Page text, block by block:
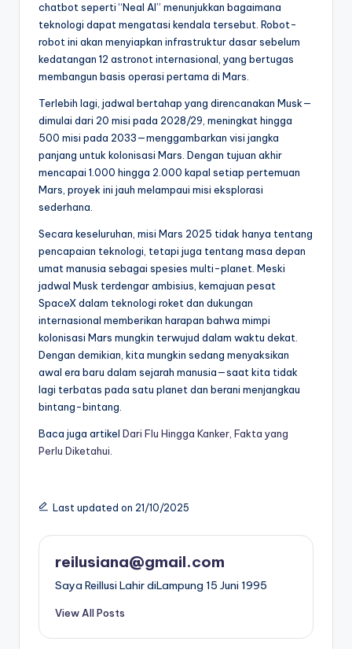
chatbot seperti “Neal AI” menunjukkan bagaimana
teknologi dapat mengatasi kendala tersebut. Robot-
robot ini akan menyiapkan infrastruktur dasar sebelum
kedatangan 12 astronot internasional, yang bertugas
membangun basis operasi pertama di Mars.
Terlebih lagi, jadwal bertahap yang direncanakan Musk—
dimulai dari 20 misi pada 2028/29, meningkat hingga
500 misi pada 2033—menggambarkan visi jangka
panjang untuk kolonisasi Mars. Dengan tujuan akhir
mencapai 1.000 hingga 2.000 kapal setiap pertemuan
Mars, proyek ini jauh melampaui misi eksplorasi
sederhana.
Secara keseluruhan, misi Mars 2025 tidak hanya tentang
pencapaian teknologi, tetapi juga tentang masa depan
umat manusia sebagai spesies multi-planet. Meski
jadwal Musk terdengar ambisius, kemajuan pesat
SpaceX dalam teknologi roket dan dukungan
internasional memberikan harapan bahwa mimpi
kolonisasi Mars mungkin terwujud dalam waktu dekat.
Dengan demikian, kita mungkin sedang menyaksikan
awal era baru dalam sejarah manusia—saat kita tidak
lagi terbatas pada satu planet dan berani menjangkau
bintang-bintang.
Baca juga artikel Dari Flu Hingga Kanker, Fakta yang
Perlu Diketahui.
Last updated on 21/10/2025
reilusiana@gmail.com
Saya ReiIlusi Lahir diLampung 15 Juni 1995
View All Posts